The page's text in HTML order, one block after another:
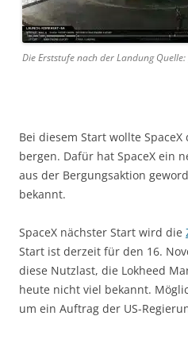
Die Erststufe nach der Landung Quelle:
Bei diesem Start wollte
bergen. Dafür hat SpaceX ein
aus der Bergungsaktion
bekannt.
SpaceX nächster Start wird die
Start ist derzeit für den 16.
diese Nutzlast, die Lokheed
heute nicht viel bekannt.
um ein Auftrag der US-